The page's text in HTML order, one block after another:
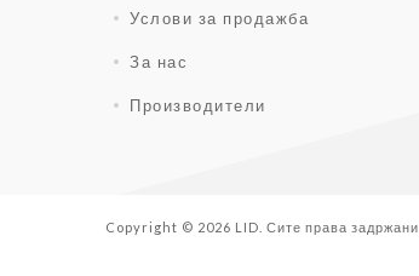
Услови за продажба
За нас
Производители
Copyright © 2026 LID. Сите права задржани.